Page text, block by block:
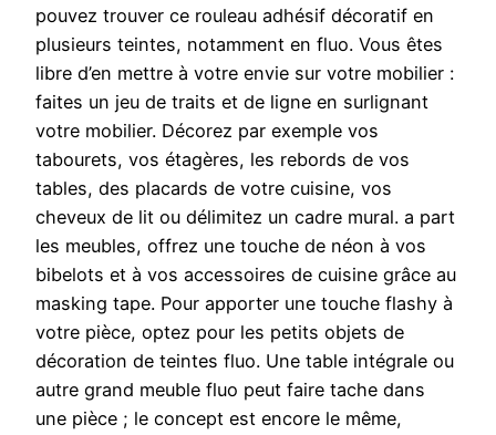
pouvez trouver ce rouleau adhésif décoratif en
plusieurs teintes, notamment en fluo. Vous êtes
libre d’en mettre à votre envie sur votre mobilier :
faites un jeu de traits et de ligne en surlignant
votre mobilier. Décorez par exemple vos
tabourets, vos étagères, les rebords de vos
tables, des placards de votre cuisine, vos
cheveux de lit ou délimitez un cadre mural. a part
les meubles, offrez une touche de néon à vos
bibelots et à vos accessoires de cuisine grâce au
masking tape. Pour apporter une touche flashy à
votre pièce, optez pour les petits objets de
décoration de teintes fluo. Une table intégrale ou
autre grand meuble fluo peut faire tache dans
une pièce ; le concept est encore le même,